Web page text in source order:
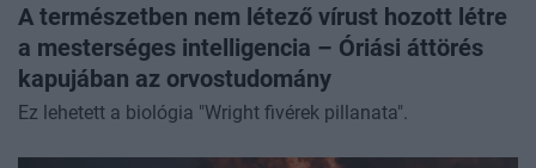
A természetben nem létező vírust hozott létre
a mesterséges intelligencia – Óriási áttörés
kapujában az orvostudomány
Ez lehetett a biológia "Wright fivérek pillanata".